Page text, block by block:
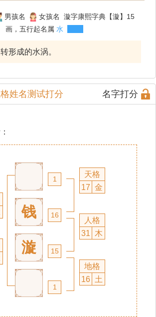
男孩名
女孩名 漩字康熙字典【漩】15
画，五行起名属 水
形成的水涡。
姓名测试打分 名字打分
钱
漩
1
16
15
1
天格
17 金
人格
31
木
地格
16 土